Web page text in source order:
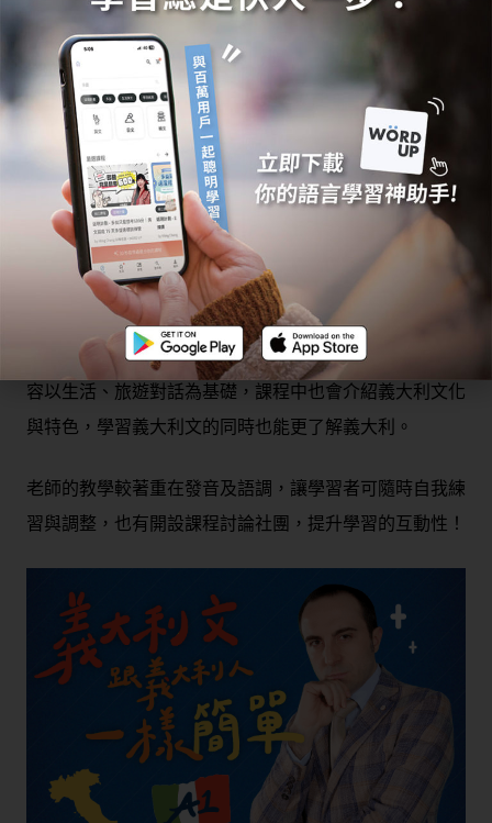
台大義大利文自學網
台大開放式的課程資源，主要為基礎義大利語課程，同時
搭配義大利當地的文化、歷史進行相關的應用與解說。主
要著重在發音的練習，以及較為簡易的文法，例如物主形
容詞的用法。
Jella! 義大利文課程
Jella! 推出義大利文課程囉！《義大利文跟義大利人一樣
簡單：A1
》這門課將會適合從零開始學起的你，課程內
容以生活、旅遊對話為基礎，課程中也會介紹義大利文化
與特色，學習義大利文的同時也能更了解義大利。
老師的教學較著重在發音及語調，讓學習者可隨時自我練
習與調整，也有開設課程討論社團，提升學習的互動性！